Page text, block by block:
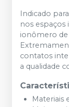
Indicado
nos
ionômero de
contatos
a qualidade
Materiais